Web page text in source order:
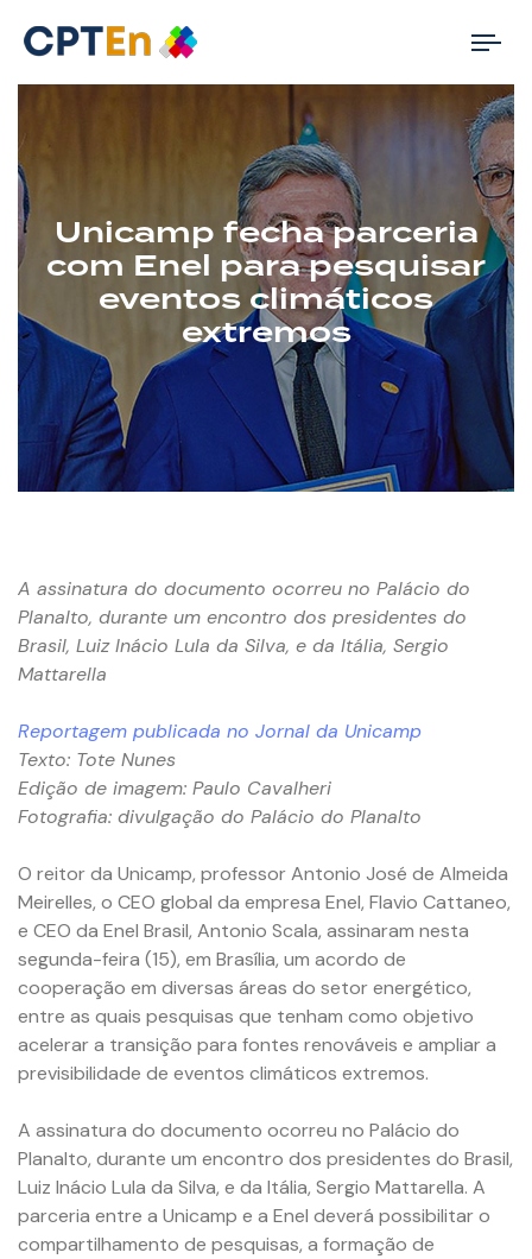
Unicamp fecha parceria
com Enel para pesquisar
eventos climáticos
extremos
A assinatura do documento ocorreu no Palácio do
Planalto, durante um encontro dos presidentes do
Brasil, Luiz Inácio Lula da Silva, e da Itália, Sergio
Mattarella
Reportagem publicada no Jornal da Unicamp
Texto: Tote Nunes
Edição de imagem: Paulo Cavalheri
Fotografia: divulgação do Palácio do Planalto
O reitor da Unicamp, professor Antonio José de Almeida
Meirelles, o CEO global da empresa Enel, Flavio Cattaneo,
e CEO da Enel Brasil, Antonio Scala, assinaram nesta
segunda-feira (15), em Brasília, um acordo de
cooperação em diversas áreas do setor energético,
entre as quais pesquisas que tenham como objetivo
acelerar a transição para fontes renováveis e ampliar a
previsibilidade de eventos climáticos extremos.
A assinatura do documento ocorreu no Palácio do
Planalto, durante um encontro dos presidentes do Brasil,
Luiz Inácio Lula da Silva, e da Itália, Sergio Mattarella. A
parceria entre a Unicamp e a Enel deverá possibilitar o
compartilhamento de pesquisas, a formação de